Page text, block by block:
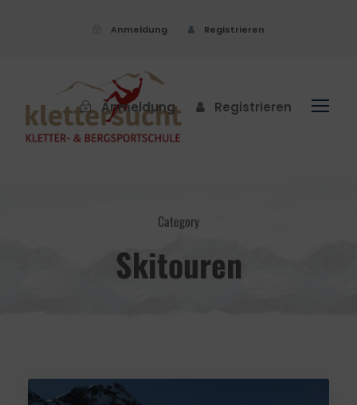
Anmeldung Registrieren
Anmeldung Registrieren
Category
Skitouren